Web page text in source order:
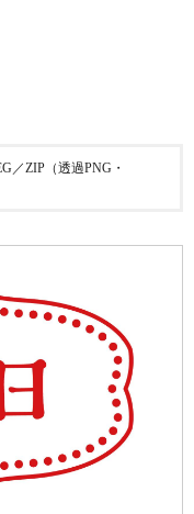
／ZIP（透過PNG・